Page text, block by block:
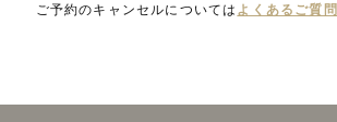
ご予約のキャンセルについては よくあるご質問